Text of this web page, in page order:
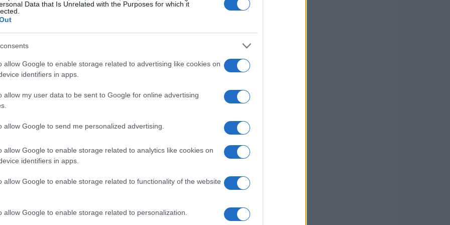
Data that Is Unrelated with the Purposes for which it
allow Google to enable storage related to advertising like cookies on
identifiers in apps.
allow my user data to be sent to Google for online advertising
allow Google to send me personalized advertising.
allow Google to enable storage related to analytics like cookies on
identifiers in apps.
allow Google to enable storage related to functionality of the website
allow Google to enable storage related to personalization.
“El Duque” Hernandez.